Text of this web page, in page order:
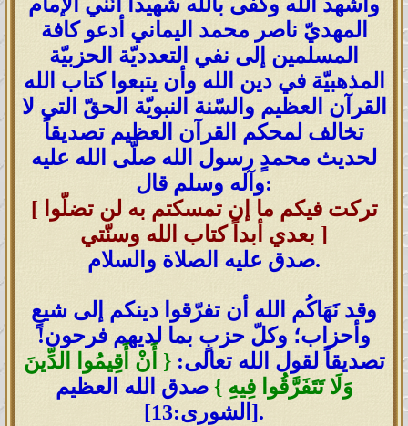
المهديّ ناصر محمد اليماني أدعو كافة
المسلمين إلى نفي التعدديّة الحزبيّة
المذهبيّة في دين الله وأن يتبعوا كتاب الله
القرآن العظيم والسّنة النبويّة الحقّ التي لا
تخالف لمحكم القرآن العظيم تصديقاً
لحديث محمدٍ رسول الله صلّى الله عليه
وآله وسلم قال:
[ تركت فيكم ما إن تمسكتم به لن تضلّوا
بعدي أبداً كتاب الله وسنّتي ]
صدق عليه الصلاة والسلام.
وقد نَهَاكُم الله أن تفرّقوا دينكم إلى شيعٍ
وأحزاب؛ وكلّ حزبٍ بما لديهم فرحون!
تصديقاً لقول الله تعالى:{ أَنْ أَقِيمُوا الدِّينَ
وَلَا تَتَفَرَّقُوا فِيهِ }صدق الله العظيم
[الشورى:13].